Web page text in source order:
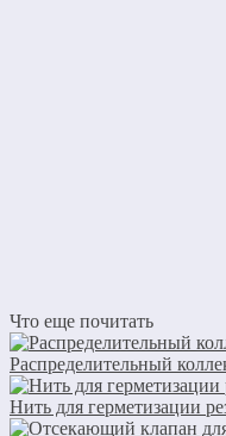
Что еще почитать
Распределительный
Нить для герметизации